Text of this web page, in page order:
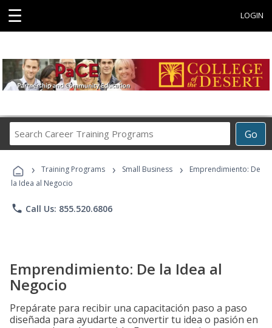
☰ LOGIN
Go
Career
Programs
› Training Programs › Small Business ›
Emprendimiento: De
la Idea al Negocio
phone Call Us: 855.520.6806
Emprendimiento: De la Idea al
Negocio
Prepárate para recibir una capacitación paso a paso
diseñada para ayudarte a convertir tu idea o pasión en